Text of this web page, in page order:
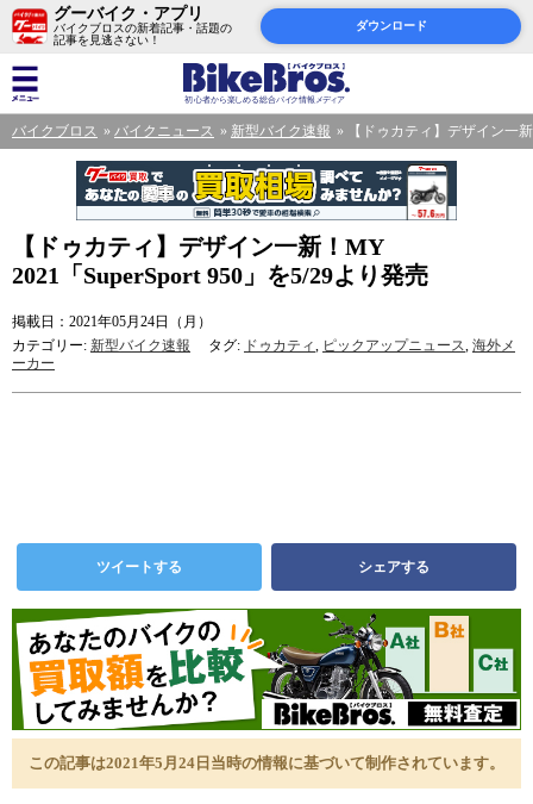
グーバイク・アプリ
バイクブロスの新着記事・話題の
記事を見逃さない！
ダウンロード
バイクブロス バイクニュース 新型バイク速報 【ドゥカティ】デザイン一
【ドゥカティ】デザイン一新！MY
2021「SuperSport 950」を5/29より発売
掲載日：2021年05月24日（月）
カテゴリー: 新型バイク速報 タグ: ドゥカティ, ピックアップニュース, 海外メ
ーカー
ツイートする シェアする
この記事は2021年5月24日当時の情報に基づいて制作されています。